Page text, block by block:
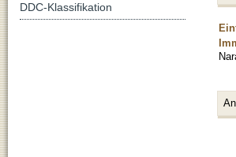
DDC-Klassifikation